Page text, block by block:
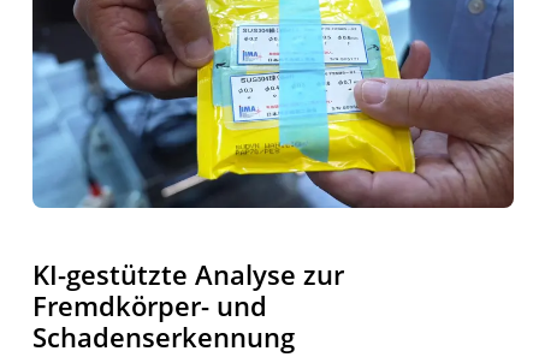
KI-gestützte Analyse zur
Fremdkörper- und
Schadenserkennung